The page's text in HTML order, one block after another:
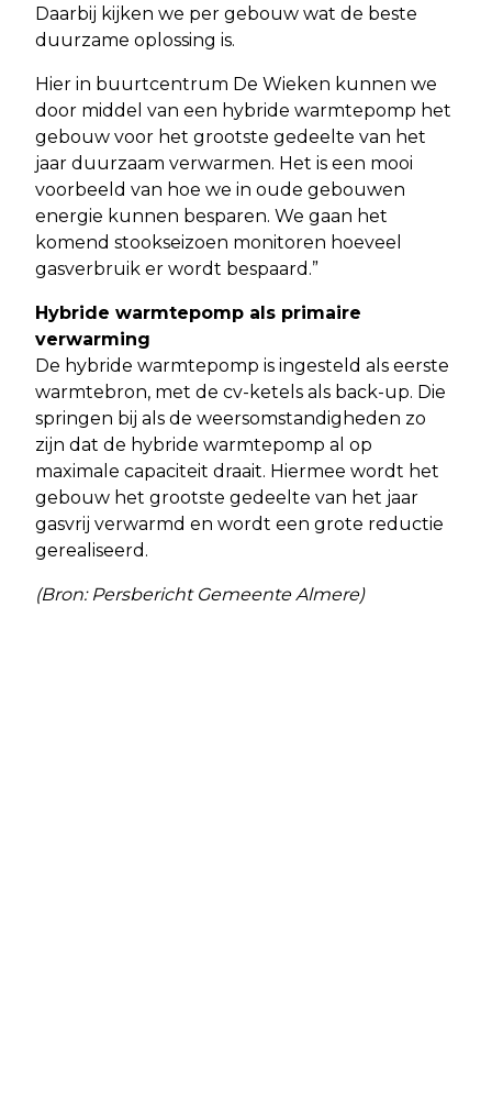
Daarbij kijken we per gebouw wat de beste
duurzame oplossing is.
Hier in buurtcentrum De Wieken kunnen we
door middel van een hybride warmtepomp het
gebouw voor het grootste gedeelte van het
jaar duurzaam verwarmen. Het is een mooi
voorbeeld van hoe we in oude gebouwen
energie kunnen besparen. We gaan het
komend stookseizoen monitoren hoeveel
gasverbruik er wordt bespaard.”
Hybride warmtepomp als primaire
verwarming
De hybride warmtepomp is ingesteld als eerste
warmtebron, met de cv-ketels als back-up. Die
springen bij als de weersomstandigheden zo
zijn dat de hybride warmtepomp al op
maximale capaciteit draait. Hiermee wordt het
gebouw het grootste gedeelte van het jaar
gasvrij verwarmd en wordt een grote reductie
gerealiseerd.
(Bron: Persbericht Gemeente Almere)